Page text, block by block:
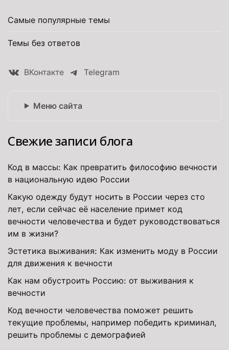
Самые популярные темы
Темы без ответов
ВКонтакте Telegram
Меню сайта
Свежие записи блога
Код в массы: Как превратить философию вечности
в национальную идею России
Какую одежду будут носить в России через сто
лет, если сейчас её население примет код
вечности человечества и будет руководствоваться
им в жизни?
Эстетика выживания: Как изменить моду в России
для движения к вечности
Как нам обустроить Россию: от выживания к
вечности
Код вечности человечества поможет решить
текущие проблемы, например победить криминал,
решить проблемы с демографией